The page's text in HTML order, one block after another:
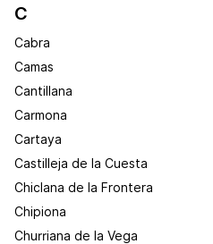
C
Cabra
Camas
Cantillana
Carmona
Cartaya
Castilleja de la Cuesta
Chiclana de la Frontera
Chipiona
Churriana de la Vega